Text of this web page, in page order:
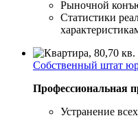
Рыночной
Статистики
Собственный штат
Профессиональная
Устранение